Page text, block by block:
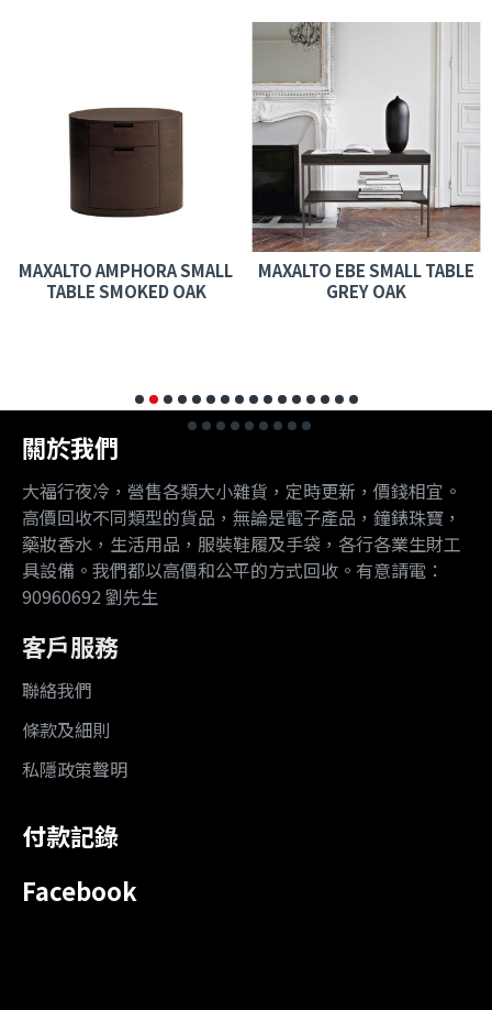
MAXALTO AMPHORA SMALL
TABLE SMOKED OAK
MAXALTO EBE SMALL TABLE
GREY OAK
關於我們
大福行夜冷，營售各類大小雜貨，定時更新，價錢相宜。
高價回收不同類型的貨品，無論是電子產品，鐘錶珠寶，
藥妝香水，生活用品，服裝鞋履及手袋，各行各業生財工
具設備。我們都以高價和公平的方式回收。有意請電：
90960692 劉先生
客戶服務
聯絡我們
條款及細則
私隱政策聲明
付款記錄
Facebook